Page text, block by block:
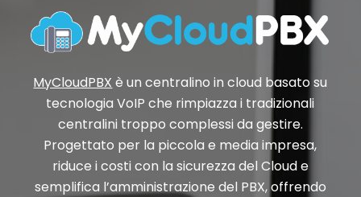
MyCloudPBX è un centralino in cloud basato su
tecnologia VoIP che rimpiazza i tradizionali
centralini troppo complessi da gestire.
Progettato per la piccola e media impresa,
riduce i costi con la sicurezza del Cloud e
semplifica l’amministrazione del PBX, offrendo